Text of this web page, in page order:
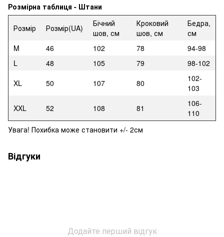
Розмірна таблиця - Штани
Розмір Розмір(UA)
Бічний
шов, см
Кроковий
шов, см
Бедра,
см
M
46 102 78
94-98
L
48 105 79
98-102
XL
50 107 80
102-
103
XXL
52 108 81
106-
110
Увага! Похибка може становити +/- 2см
Відгуки
Додайте перший відгук